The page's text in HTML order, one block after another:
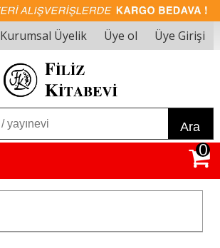
Kurumsal Üyelik Üye ol Üye Girişi
Ara
0